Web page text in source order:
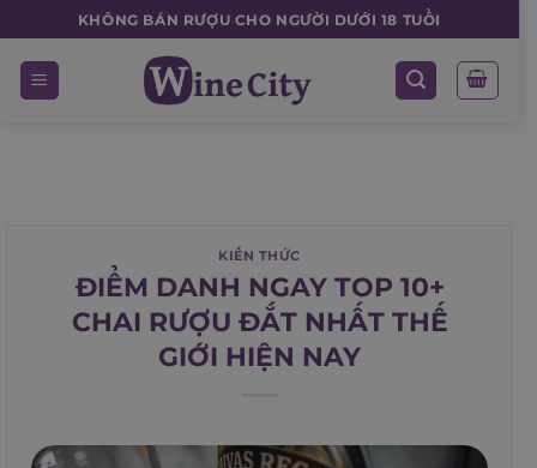
to
content
KHÔNG BÁN RƯỢU CHO NGƯỜI DƯỚI 18 TUỔI
KIẾN THỨC
ĐIỂM DANH NGAY TOP 10+
CHAI RƯỢU ĐẮT NHẤT THẾ
GIỚI HIỆN NAY